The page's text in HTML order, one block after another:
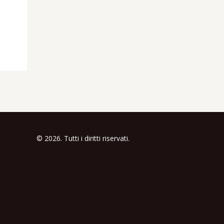
© 2026. Tutti i diritti riservati.